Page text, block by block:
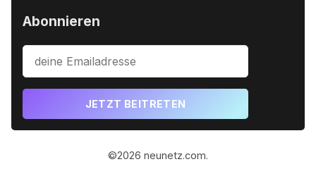
Abonnieren
JETZT BEITRETEN
©2026 neunetz.com.